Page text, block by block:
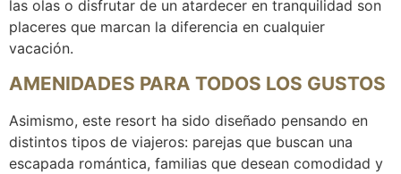
las olas o disfrutar de un atardecer en tranquilidad son
placeres que marcan la diferencia en cualquier
vacación.
AMENIDADES PARA TODOS LOS GUSTOS
Asimismo, este resort ha sido diseñado pensando en
distintos tipos de viajeros: parejas que buscan una
escapada romántica, familias que desean comodidad y